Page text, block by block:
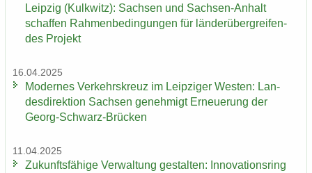
Leip­zig (Kulk­witz): Sach­sen und Sachsen-​Anhalt
schaf­fen Rah­men­be­din­gun­gen für län­der­über­grei­fen­
des Pro­jekt
16.04.2025
Mo­der­nes Ver­kehrs­kreuz im Leip­zi­ger Wes­ten: Lan­
des­di­rek­ti­on Sach­sen ge­neh­migt Er­neue­rung der
Georg-​Schwarz-Brücken
11.04.2025
Zu­kunfts­fä­hi­ge Ver­wal­tung ge­stal­ten: In­no­va­ti­ons­ring